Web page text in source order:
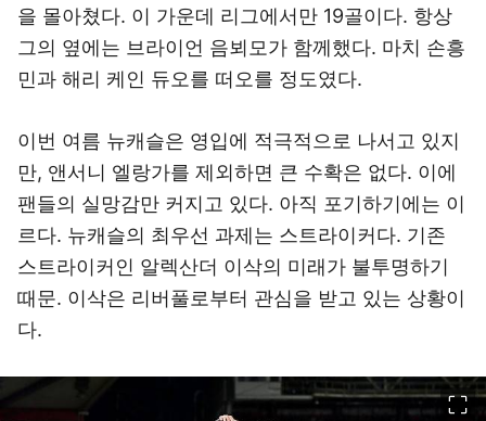
을 몰아쳤다. 이 가운데 리그에서만 19골이다. 항상
그의 옆에는 브라이언 음뵈모가 함께했다. 마치 손흥
민과 해리 케인 듀오를 떠오를 정도였다.
이번 여름 뉴캐슬은 영입에 적극적으로 나서고 있지
만, 앤서니 엘랑가를 제외하면 큰 수확은 없다. 이에
팬들의 실망감만 커지고 있다. 아직 포기하기에는 이
르다. 뉴캐슬의 최우선 과제는 스트라이커다. 기존
스트라이커인 알렉산더 이삭의 미래가 불투명하기
때문. 이삭은 리버풀로부터 관심을 받고 있는 상황이
다.